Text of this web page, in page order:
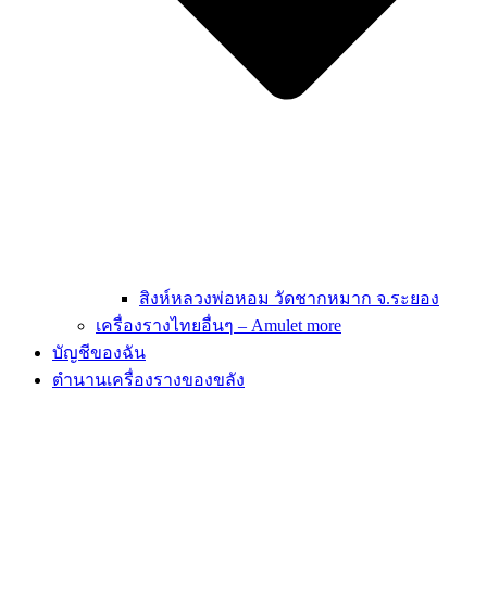
สิงห์หลวงพ่อหอม วัดชากหมาก จ.ระยอง
เครื่องรางไทยอื่นๆ – Amulet more
บัญชีของฉัน
ตำนานเครื่องรางของขลัง